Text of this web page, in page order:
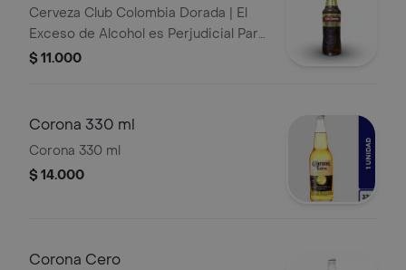
Cerveza Club Colombia Dorada | El
Exceso de Alcohol es Perjudicial Para
la Salud. Ley 30 de 1986. Prohíbase el
Embarazadas. Ley 124 de 1994
$ 11.000
Corona 330 ml
Corona 330 ml
$ 14.000
Corona Cero